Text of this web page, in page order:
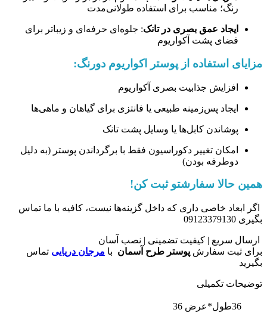
رنگ؛ مناسب برای استفاده طولانی‌مدت
ایجاد عمق بصری در تانک: جلوه‌ای حرفه‌ای و زیباتر برای
فضای پشت آکواریوم
مزایای استفاده از پوستر اکواریوم دورنگ:
افزایش جذابیت بصری آکواریوم
ایجاد پس‌زمینه طبیعی یا فانتزی برای گیاهان و ماهی‌ها
پوشاندن کابل‌ها یا وسایل پشت تانک
امکان تغییر دکوراسیون فقط با برگرداندن پوستر (به دلیل
دوطرفه بودن)
همین حالا سفارشتو ثبت کن!
اگر ابعاد خاصی داری که داخل گزینه‌ها نیست، کافیه با ما تماس
بگیری 09123379130
ارسال سریع | کیفیت تضمینی | نصب آسان
برای ثبت سفارش پوستر طرح آسمان با مرجان دریایی تماس
بگیرید
توضیحات تکمیلی
36طول*عرض 36